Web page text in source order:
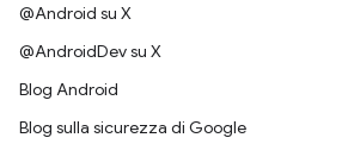
@Android su X
@AndroidDev su X
Blog Android
Blog sulla sicurezza di Google